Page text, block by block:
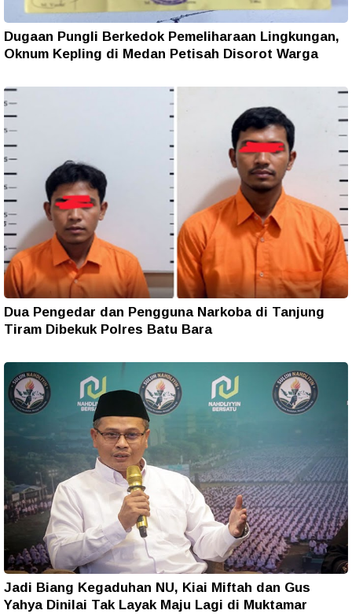
Dugaan Pungli Berkedok Pemeliharaan Lingkungan,
Oknum Kepling di Medan Petisah Disorot Warga
Dua Pengedar dan Pengguna Narkoba di Tanjung
Tiram Dibekuk Polres Batu Bara
Jadi Biang Kegaduhan NU, Kiai Miftah dan Gus
Yahya Dinilai Tak Layak Maju Lagi di Muktamar